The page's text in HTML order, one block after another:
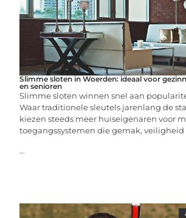
Slimme sloten in Woerden: ideaal voor
en senioren
Slimme sloten winnen snel aan
Waar traditionele sleutels jarenlang de
kiezen steeds meer huiseigenaren voor
toegangssystemen die gemak, veiligheid
...